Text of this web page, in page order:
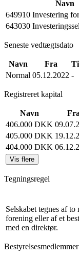
Navn
649910 Investering
643030
Seneste vedtægtsdato
Navn Fra
Normal 05.12.2022 -
Registreret kapital
Navn Fra
406.000 DKK
405.000 DKK
404.000 DKK
Vis flere
Tegningsregel
Selskabet tegnes af
forening eller af et
med en direktør.
Bestyrelsesmedlemmer